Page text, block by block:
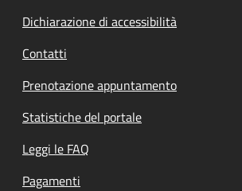
Dichiarazione di accessibilità
Contatti
Prenotazione appuntamento
Statistiche del portale
Leggi le FAQ
Pagamenti